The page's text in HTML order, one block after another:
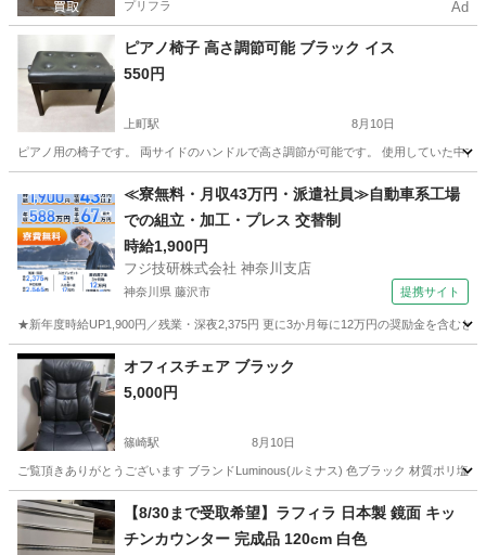
プリフラ Ad
ピアノ椅子 高さ調節可能 ブラック イス
550円
上町駅 8月10日
ピアノ用の椅子です。 両サイドのハンドルで高さ調節が可能です。 使用していた中
上町駅 椅子
≪寮無料・月収43万円・派遣社員≫自動車系工場
での組立・加工・プレス 交替制
時給1,900円
フジ技研株式会社 神奈川支店
神奈川県 藤沢市 提携サイト
★新年度時給UP1,900円／残業・深夜2,375円 更に3か月毎に12万円の奨励金を含む
神奈川 藤沢市 オフィスチェア ブラック
5,000円
篠崎駅 8月10日
ご覧頂きありがとうございます ブランドLuminous(ルミナス) 色ブラック 材質ポリ塩
東京 江戸川区 篠崎駅 ソファ 合成皮革
【8/30まで受取希望】ラフィラ 日本製 鏡面 キッ
チンカウンター 完成品 120cm 白色